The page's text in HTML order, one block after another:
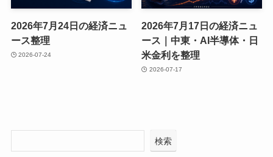
2026年7月24日の経済ニュ
ース整理
2026-07-24
2026年7月17日の経済ニュ
ース｜中東・AI半導体・日
米金利を整理
2026-07-17
検索